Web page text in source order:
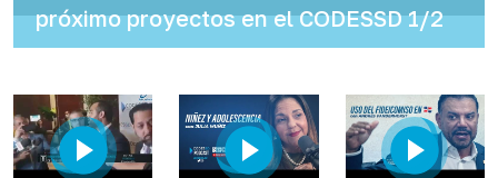
próximo proyectos en el CODESSD 1/2